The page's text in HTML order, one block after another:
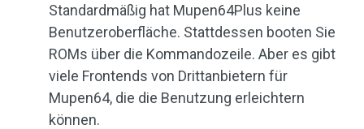
Standardmäßig hat Mupen64Plus keine
Benutzeroberfläche. Stattdessen booten Sie
ROMs über die Kommandozeile. Aber es gibt
viele Frontends von Drittanbietern für
Mupen64, die die Benutzung erleichtern
können.